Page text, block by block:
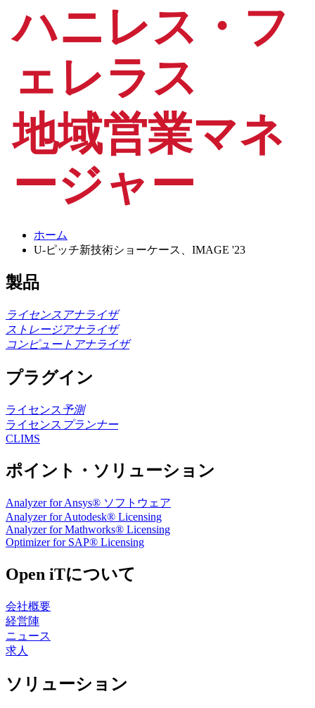
ハニレス・フ
ェレラス
地域営業マネ
ージャー
ホーム
U-ピッチ新技術ショーケース、IMAGE '23
製品
ライセンスアナライザ
ストレージアナライザ
コンピュートアナライザ
プラグイン
ライセンス 予測
ライセンス プランナー
CLIMS
ポイント・ソリューション
Analyzer for Ansys® ソフトウェア
Analyzer for Autodesk® Licensing
Analyzer for Mathworks® Licensing
Optimizer for SAP® Licensing
Open iTについて
会社概要
経営陣
ニュース
求人
ソリューション